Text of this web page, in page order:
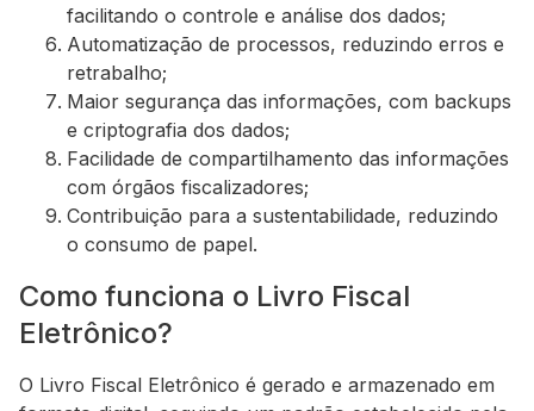
facilitando o controle e análise dos dados;
Automatização de processos, reduzindo erros e
retrabalho;
Maior segurança das informações, com backups
e criptografia dos dados;
Facilidade de compartilhamento das informações
com órgãos fiscalizadores;
Contribuição para a sustentabilidade, reduzindo
o consumo de papel.
Como funciona o Livro Fiscal
Eletrônico?
O Livro Fiscal Eletrônico é gerado e armazenado em